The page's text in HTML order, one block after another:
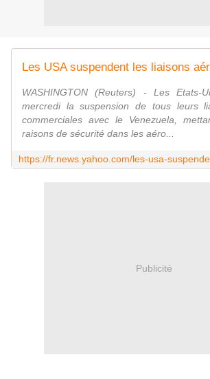
WASHINGTON (Reuters) - Les Etats-
mercredi la suspension de tous leurs
commerciales avec le Venezuela,
raisons de sécurité dans les aéro...
Publicité